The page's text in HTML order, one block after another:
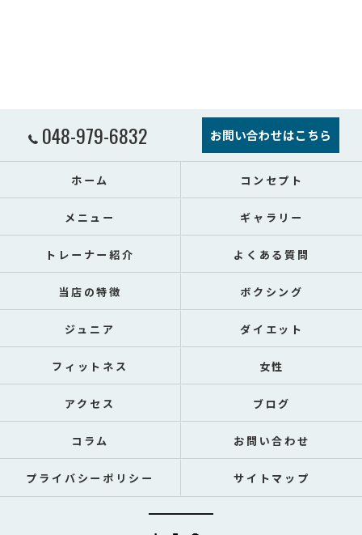
048-979-6832 お問い合わせはこちら
ホーム コンセプト
メニュー ギャラリー
トレーナー紹介 よくある質問
当店の特徴 ボクシング
ジュニア ダイエット
フィットネス 女性
アクセス ブログ
コラム お問い合わせ
プライバシーポリシー サイトマップ